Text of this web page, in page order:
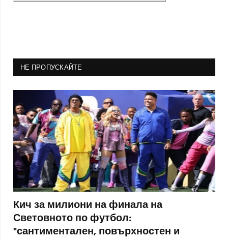
НЕ ПРОПУСКАЙТЕ
Кич за милиони на финала на
Световното по футбол:
"сантиментален, повърхностен и